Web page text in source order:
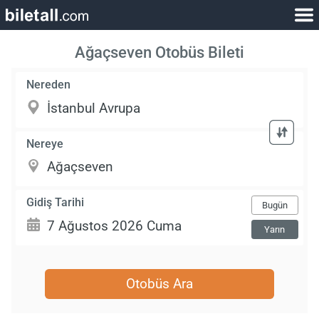
Ağaçseven Otobüs Bileti
Nereden
Nereye
Gidiş Tarihi Bugün
Yarın
Otobüs Ara